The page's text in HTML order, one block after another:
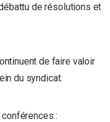
de résolutions et
de faire valoir
du syndicat.
: